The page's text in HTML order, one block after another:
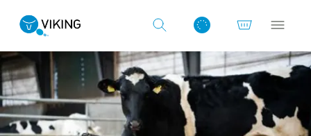
Log ind med det samme